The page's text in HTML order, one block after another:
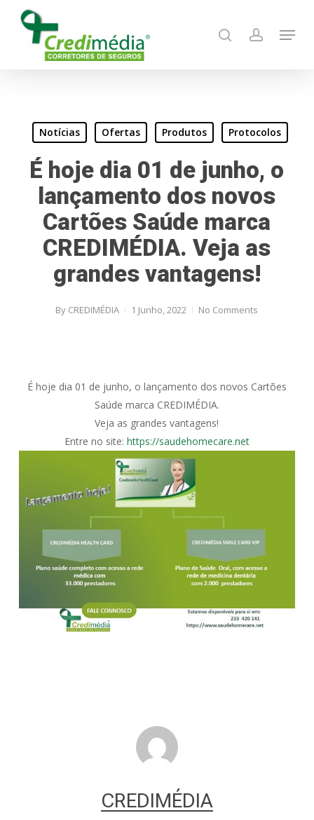
search account
Menu
Notícias Ofertas Produtos Protocolos
É hoje dia 01 de junho, o
lançamento dos novos
Cartões Saúde marca
CREDIMÉDIA. Veja as
grandes vantagens!
By CREDIMÉDIA 1 Junho, 2022 No Comments
É hoje dia 01 de junho, o lançamento dos novos Cartões
Saúde marca CREDIMÉDIA.
Veja as grandes vantagens!
Entre no site: https://saudehomecare.net
CREDIMÉDIA